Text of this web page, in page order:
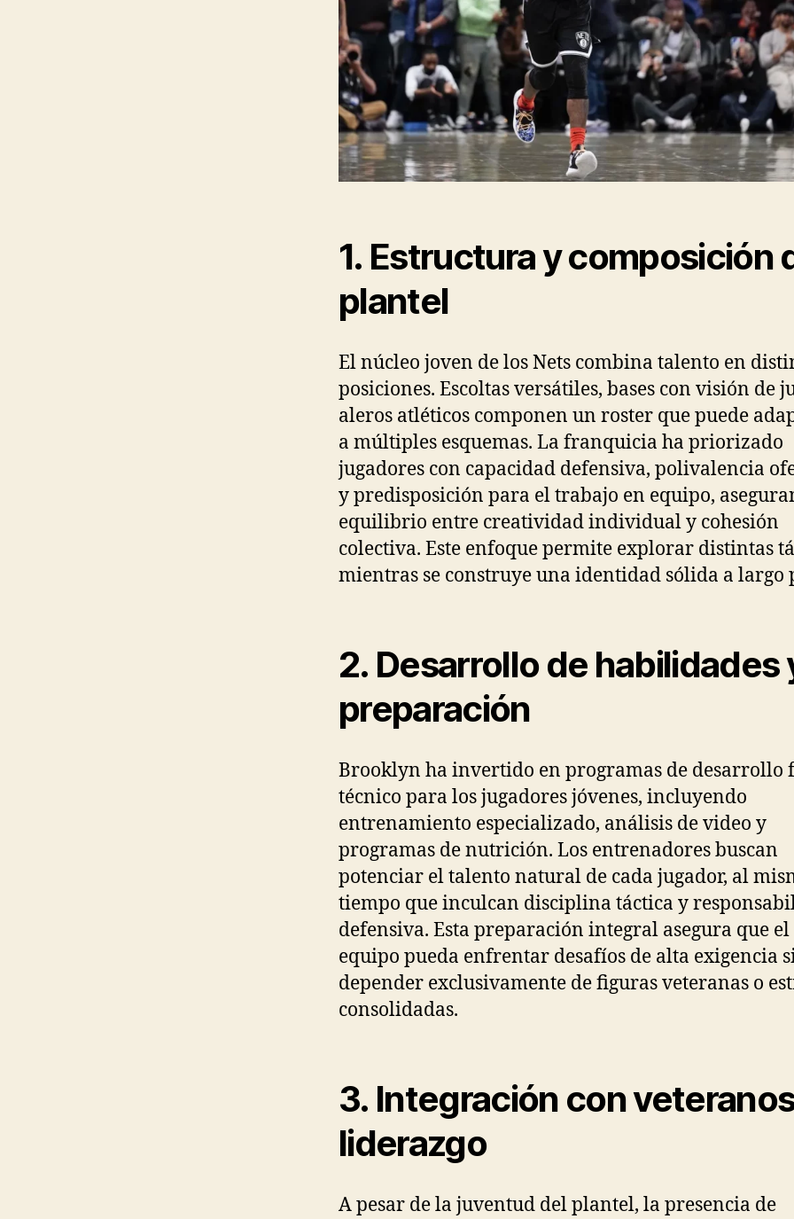
1. Estructura y composición
plantel
El núcleo joven de los Nets combina talento en
posiciones. Escoltas versátiles, bases con visión de
aleros atléticos componen un roster que puede
a múltiples esquemas. La franquicia ha priorizado
jugadores con capacidad defensiva, polivalencia
y predisposición para el trabajo en equipo,
equilibrio entre creatividad individual y cohesión
colectiva. Este enfoque permite explorar distintas
mientras se construye una identidad sólida a largo
2. Desarrollo de habilidades
preparación
Brooklyn ha invertido en programas de desarrollo
técnico para los jugadores jóvenes, incluyendo
entrenamiento especializado, análisis de video y
programas de nutrición. Los entrenadores buscan
potenciar el talento natural de cada jugador, al
tiempo que inculcan disciplina táctica y
defensiva. Esta preparación integral asegura que el
equipo pueda enfrentar desafíos de alta exigencia
depender exclusivamente de figuras veteranas o
consolidadas.
3. Integración con
liderazgo
A pesar de la juventud del plantel, la presencia de